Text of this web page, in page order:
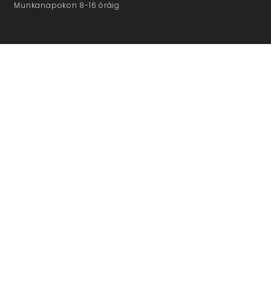
Munkanapokon 8-16 óráig